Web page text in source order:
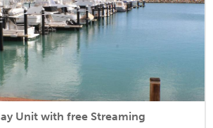
Unit with free Streaming